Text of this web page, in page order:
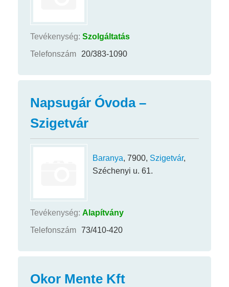
Tevékenység: Szolgáltatás
Telefonszám
20/383-1090
Napsugár Óvoda –
Szigetvár
Baranya, 7900, Szigetvár,
Széchenyi u. 61.
Tevékenység: Alapítvány
Telefonszám 73/410-420
Okor Mente Kft